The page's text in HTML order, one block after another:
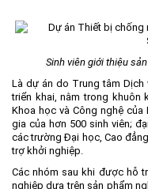
Lao động
Môi trường
Quy hoạch - Xây dựng
Ưu đãi đầu tư
Công nghệ và Sản
Liên hệ - Liên kết
Liên hệ
Sinh viên giới thiệu
Là dự án do Trung tâm
triển khai, nằm trong khuôn
Khoa học và Công nghệ của
gia của hơn 500 sinh viên;
các trường Đại học, Cao
trợ khởi nghiệp.
Các nhóm sau khi được hỗ
nghiệp dựa trên sản phẩm